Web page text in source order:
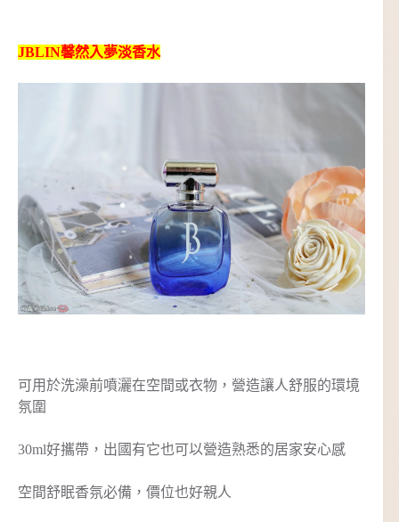
JBLIN馨然入夢淡香水
可用於洗澡前噴灑在空間或衣物，營造讓人舒服的環境
氛圍
30ml好攜帶，出國有它也可以營造熟悉的居家安心感
空間舒眠香氛必備，價位也好親人